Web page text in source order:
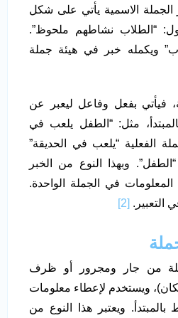
الجملة الاسمية يأتي على شكل
“الطلاب نشاطهم ملحوظ”.
ويكمله خبر في هيئة جملة
فيأتي بفعل وفاعل ليعبر عن
مثل: “الطفل يلعب في
الفعلية “يلعب في الحديقة”
وبهذا النوع من الخبر
المعلومات في الجملة الواحدة.
التعبير. [2]
من جار ومجرور أو ظرف
ويستخدم لإعطاء معلومات
ويعتبر هذا النوع من